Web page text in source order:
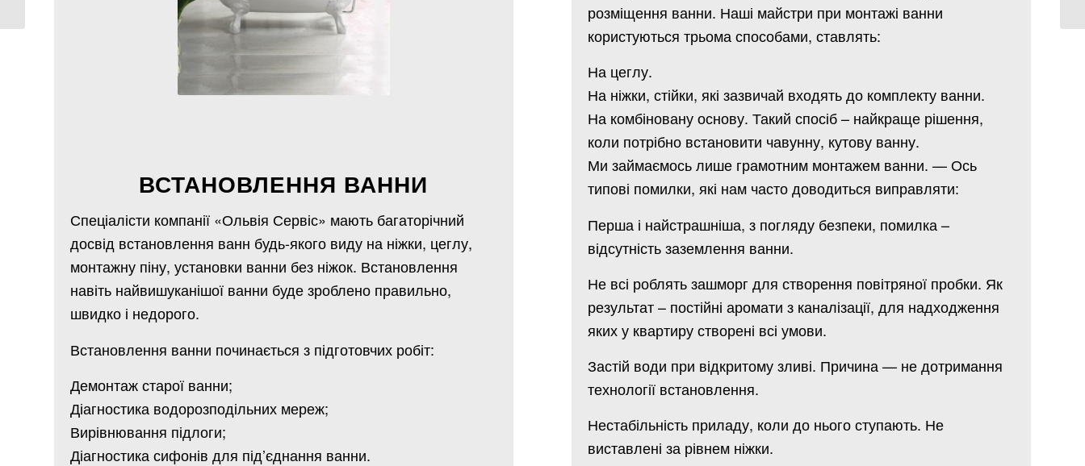
ВСТАНОВЛЕННЯ ВАННИ
Спеціалісти компанії «Ольвія Сервіс» мають багаторічний
досвід встановлення ванн будь-якого виду на ніжки, цеглу,
монтажну піну, установки ванни без ніжок. Встановлення
навіть найвишуканішої ванни буде зроблено правильно,
швидко і недорого.
Встановлення ванни починається з підготовчих робіт:
Демонтаж старої ванни;
Діагностика водорозподільних мереж;
Вирівнювання підлоги;
Діагностика сифонів для під’єднання ванни.
розміщення ванни. Наші майстри при монтажі ванни
користуються трьома способами, ставлять:
На цеглу.
На ніжки, стійки, які зазвичай входять до комплекту ванни.
На комбіновану основу. Такий спосіб – найкраще рішення,
коли потрібно встановити чавунну, кутову ванну.
Ми займаємось лише грамотним монтажем ванни. — Ось
типові помилки, які нам часто доводиться виправляти:
Перша і найстрашніша, з погляду безпеки, помилка –
відсутність заземлення ванни.
Не всі роблять зашморг для створення повітряної пробки. Як
результат – постійні аромати з каналізації, для надходження
яких у квартиру створені всі умови.
Застій води при відкритому зливі. Причина — не дотримання
технології встановлення.
Нестабільність приладу, коли до нього ступають. Не
виставлені за рівнем ніжки.